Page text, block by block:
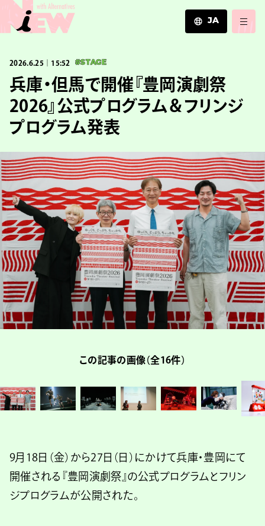
JA
ZH
2026.6.25｜15:52 #STAGE
兵庫・但馬で開催『豊岡演劇祭
2026』公式プログラム＆フリンジ
プログラム発表
この記事の画像（全16件）
9月18日（金）から27日（日）にかけて兵庫・豊岡にて
開催される『豊岡演劇祭』の公式プログラムとフリン
ジプログラムが公開された。